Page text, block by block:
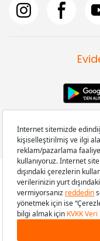
Copyright © 2008-